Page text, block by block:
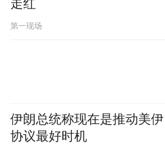
走红
第一现场
伊朗总统称现在是推动美伊
协议最好时机